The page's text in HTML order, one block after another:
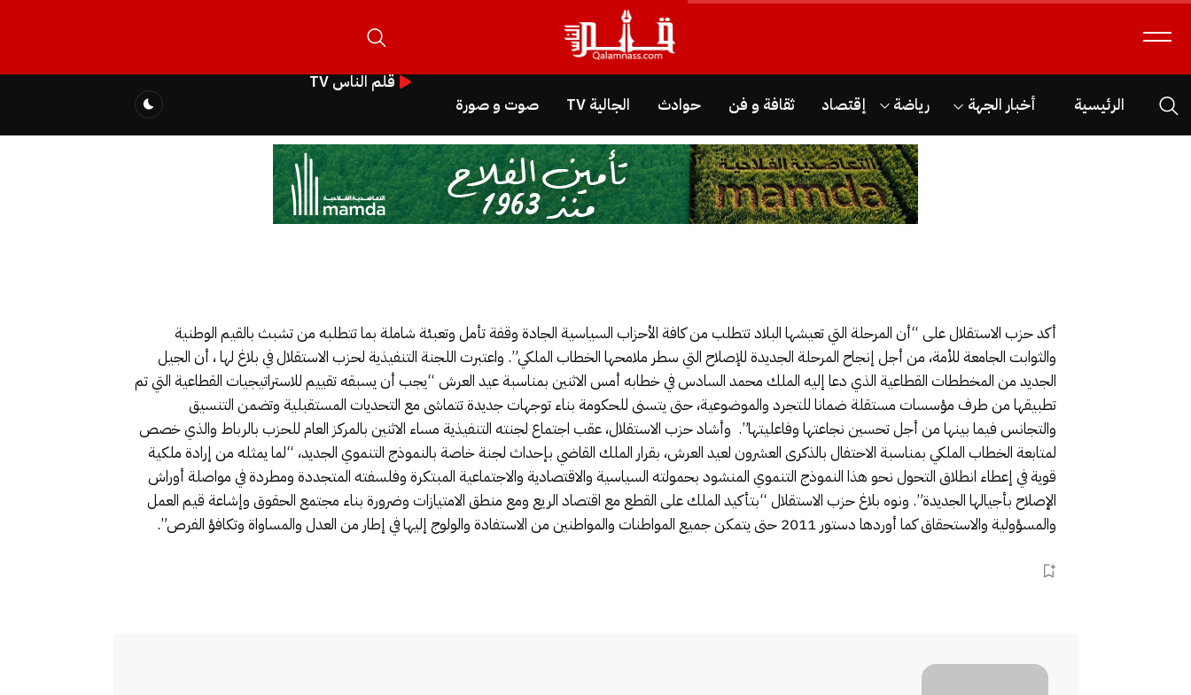
الرئيسية أخبار الجهة رياضة إقتصاد ثقافة و فن حوادث الجالية TV صوت و صورة
قلم الناس TV
أكد حزب الاستقلال على “أن المرحلة التي تعيشها البلاد تتطلب من كافة الأحزاب السياسية الجادة وقفة تأمل وتعبئة شاملة بما تتطلبه من تشبث بالقيم الوطنية
والثوابت الجامعة للأمة، من أجل إنجاح المرحلة الجديدة للإصلاح التي سطر ملامحها الخطاب الملكي”. واعتبرت اللجنة التنفيذية لحزب الاستقلال في بلاغ لها ، أن الجيل
الجديد من المخططات القطاعية الذي دعا إليه الملك محمد السادس في خطابه أمس الاثنين بمناسبة عيد العرش “يجب أن يسبقه تقييم للاستراتيجيات القطاعية التي تم
تطبيقها من طرف مؤسسات مستقلة ضمانا للتجرد والموضوعية، حتى يتسنى للحكومة بناء توجهات جديدة تتماشى مع التحديات المستقبلية وتضمن التنسيق
والتجانس فيما بينها من أجل تحسين نجاعتها وفاعليتها”. وأشاد حزب الاستقلال، عقب اجتماع لجنته التنفيذية مساء الاثنين بالمركز العام للحزب بالرباط والذي خصص
لمتابعة الخطاب الملكي بمناسبة الاحتفال بالذكرى العشرون لعيد العرش، بقرار الملك القاضي بإحداث لجنة خاصة بالنموذج التنموي الجديد، “لما يمثله من إرادة ملكية
قوية في إعطاء انطلاق التحول نحو هذا النموذج التنموي المنشود بحمولته السياسية والاقتصادية والاجتماعية المبتكرة وفلسفته المتجددة ومطردة في مواصلة أوراش
الإصلاح بأجيالها الجديدة”. ونوه بلاغ حزب الاستقلال “بتأكيد الملك على القطع مع اقتصاد الريع ومع منطق الامتيازات وضرورة بناء مجتمع الحقوق وإشاعة قيم العمل
والمسؤولية والاستحقاق كما أوردها دستور 2011 حتى يتمكن جميع المواطنات والمواطنين من الاستفادة والولوج إليها في إطار من العدل والمساواة وتكافؤ الفرص”.